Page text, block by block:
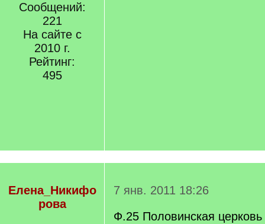
Сообщений:
221
На сайте с
2010 г.
Рейтинг:
495
Елена_Никифо
рова
7 янв. 2011 18:26
Ф.25 Половинская церковь